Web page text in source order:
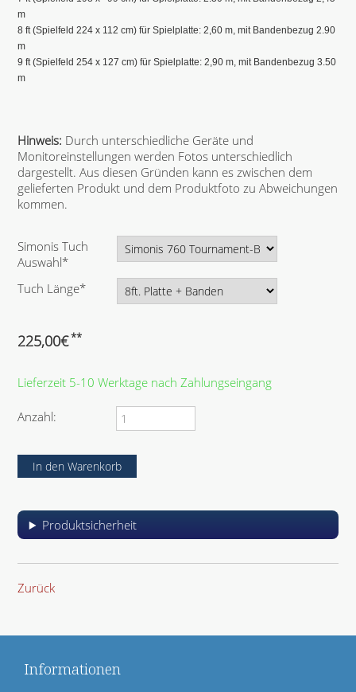
m
8 ft (Spielfeld 224 x 112 cm) für Spielplatte: 2,60 m, mit Bandenbezug 2.90
m
9 ft (Spielfeld 254 x 127 cm) für Spielplatte: 2,90 m, mit Bandenbezug 3.50
m
Hinweis: Durch unterschiedliche Geräte und
Monitoreinstellungen werden Fotos unterschiedlich
dargestellt. Aus diesen Gründen kann es zwischen dem
gelieferten Produkt und dem Produktfoto zu Abweichungen
kommen.
P
f
t
l
Simonis Tuch
Auswahl*
P
i
c
t
e
Tuch Länge*
225,00€**
Lieferzeit 5-10 Werktage nach Zahlungseingang
Anzahl:
Produktsicherheit
Zurück
Informationen